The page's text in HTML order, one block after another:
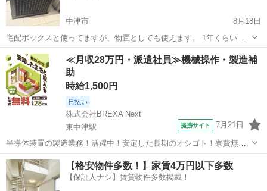
中津市
8月18日
宅配ボックスと使ってますが、物置としても使えます。 1年くらい使
いましたが引っ越すので出品します。 118L 幅56×奥行43×高さ53cm
大分 中津市 収納家具 宅配ボックス
≪月収28万円・派遣社員≫機械操作・製造補
助
時給1,500円
日払い
株式会社BREXA Next
東中津駅
提携サイト 7月21日
半導体装置の製造業務！活躍中！安定した長期のオシゴト！寮費無料
★赴任旅費会社負担◎20代～40代の男性活躍中★未経験活躍中！高時
給1,500円！《大分県中津市》 人気の工場のお仕事 ◇半導体装置内部
のシート製造◇ ＊クリー...
大分 中津市 東中津駅 その他
【格安物件多数！】家賃4万円以下多数
【保証人ナシ】賃貸物件多数掲載！